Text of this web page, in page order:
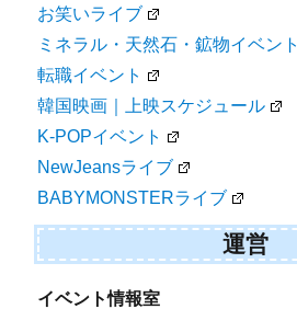
お笑いライブ
ミネラル・天然石・鉱物イベント
転職イベント
韓国映画｜上映スケジュール
K-POPイベント
NewJeansライブ
BABYMONSTERライブ
運営
イベント情報室